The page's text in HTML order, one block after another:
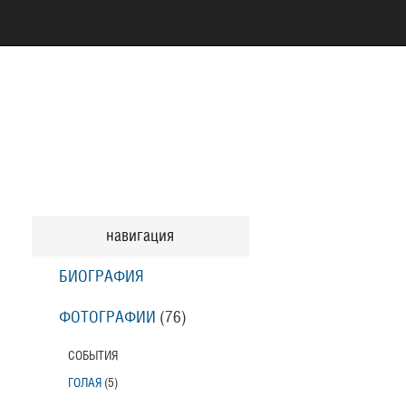
навигация
БИОГРАФИЯ
ФОТОГРАФИИ (76)
СОБЫТИЯ
ГОЛАЯ (5)